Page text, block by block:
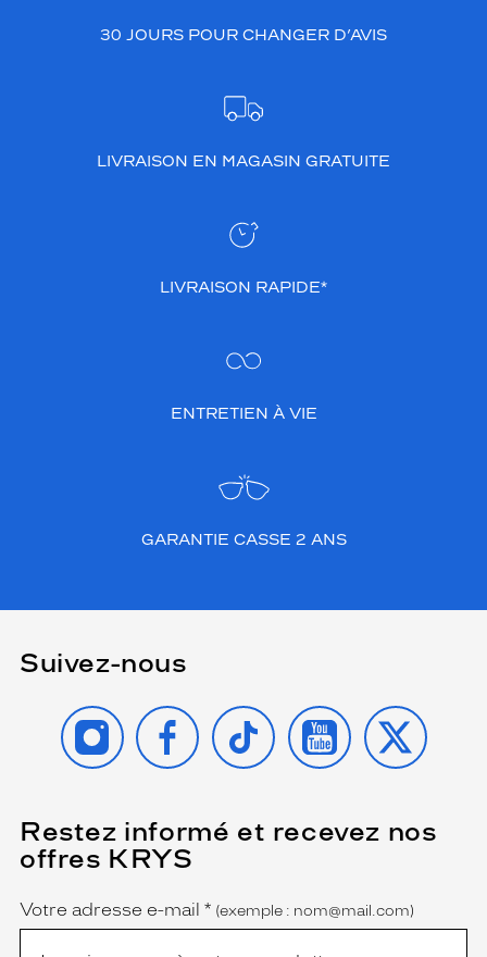
30 JOURS POUR CHANGER D’AVIS
LIVRAISON EN MAGASIN GRATUITE
LIVRAISON RAPIDE*
ENTRETIEN À VIE
GARANTIE CASSE 2 ANS
Suivez-nous
INSTAGRAMFACEBOOK
TIKTOK YOUTUBE
X
Restez informé et recevez nos
offres KRYS
Name
Votre adresse e-mail *
(Ce
champ
est
obligatoire)
(exemple : nom@mail.com)